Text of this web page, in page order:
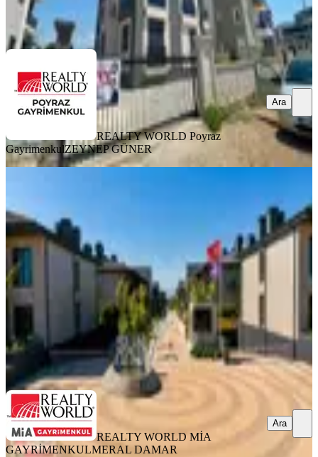
REALTY WORLD Poyraz Gayrimenkul ZEYNEP GÜNER
Ara
REALTY WORLD Poyraz
GayrimenkulZEYNEP GÜNER
Ara
1+1·55 m² 02.08.2026
40.000 ₺
REALTY WORLD MİA GAYRİMENKULMERAL DAMAR
Ara
REALTY WORLD MİA
GAYRİMENKULMERAL DAMAR
Ara